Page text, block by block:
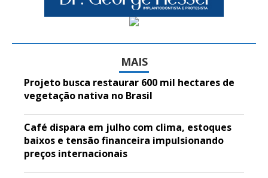
MAIS
Projeto busca restaurar 600 mil hectares de
vegetação nativa no Brasil
Café dispara em julho com clima, estoques
baixos e tensão financeira impulsionando
preços internacionais